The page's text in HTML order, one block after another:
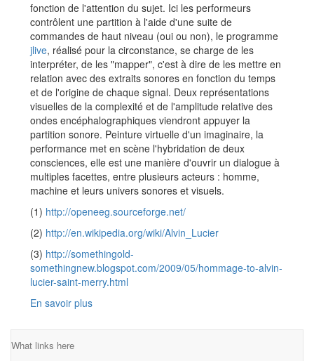
fonction de l'attention du sujet. Ici les performeurs
contrôlent une partition à l'aide d'une suite de
commandes de haut niveau (oui ou non), le programme
jlive, réalisé pour la circonstance, se charge de les
interpréter, de les "mapper", c'est à dire de les mettre en
relation avec des extraits sonores en fonction du temps
et de l'origine de chaque signal. Deux représentations
visuelles de la complexité et de l'amplitude relative des
ondes encéphalographiques viendront appuyer la
partition sonore. Peinture virtuelle d'un imaginaire, la
performance met en scène l'hybridation de deux
consciences, elle est une manière d'ouvrir un dialogue à
multiples facettes, entre plusieurs acteurs : homme,
machine et leurs univers sonores et visuels.
(1) http://openeeg.sourceforge.net/
(2) http://en.wikipedia.org/wiki/Alvin_Lucier
(3) http://somethingold-
somethingnew.blogspot.com/2009/05/hommage-to-alvin-
lucier-saint-merry.html
En savoir plus
What links here